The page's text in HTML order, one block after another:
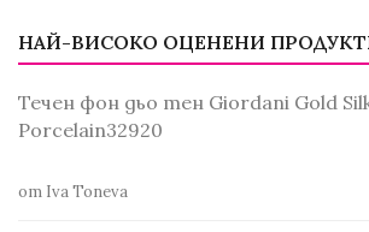
НАЙ-ВИСОКО ОЦЕНЕНИ
Течен фон дьо тен Giordani Gold
Porcelain32920
от Iva Toneva